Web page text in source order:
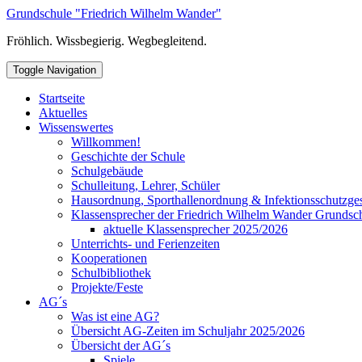
Skip
content
Grundschule "Friedrich Wilhelm Wander"
Fröhlich. Wissbegierig. Wegbegleitend.
Toggle Navigation
Startseite
Aktuelles
Wissenswertes
Willkommen!
Geschichte der Schule
Schulgebäude
Schulleitung, Lehrer, Schüler
Hausordnung, Sporthallenordnung &
Klassensprecher der Friedrich Wilhelm Wander
aktuelle Klassensprecher 2025/2026
Unterrichts- und Ferienzeiten
Kooperationen
Schulbibliothek
Projekte/Feste
AG´s
Was ist eine AG?
Übersicht AG-Zeiten im Schuljahr 2025/2026
Übersicht der AG´s